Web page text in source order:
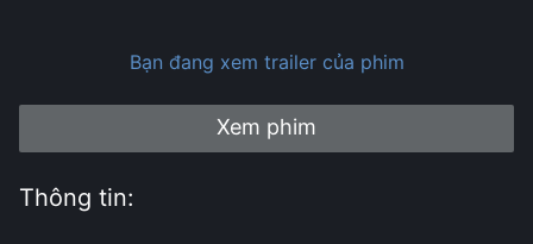
Bạn đang xem trailer của phim
Xem phim
Thông tin: